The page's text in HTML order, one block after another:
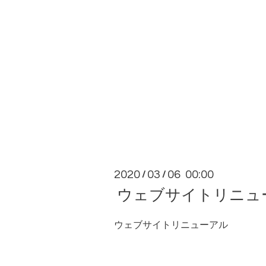
2020 / 03 / 06 00:00
ウェブサイトリニュ
ウェブサイトリニューアル